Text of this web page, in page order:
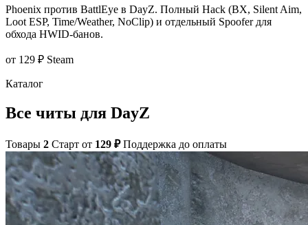
Phoenix против BattlEye в DayZ. Полный Hack (ВХ, Silent Aim,
Loot ESP, Time/Weather, NoClip) и отдельный Spoofer для
обхода HWID-банов.
от 129 ₽ Steam
Каталог
Все читы для DayZ
Товары 2 Старт от 129 ₽ Поддержка до оплаты